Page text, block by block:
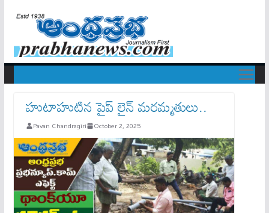
హుటాహుటిన పైప్ లైన్ మరమ్మతులు..
Pavan Chandragiri October 2, 2025